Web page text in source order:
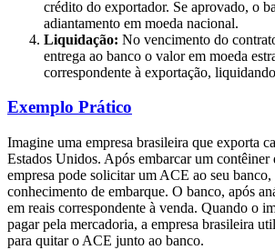
crédito do exportador. Se aprovado, o
adiantamento em moeda nacional.
Liquidação: No vencimento do
entrega ao banco o valor em moeda
correspondente à exportação,
Exemplo Prático
Imagine uma empresa brasileira que exporta
Estados Unidos. Após embarcar um contêiner
empresa pode solicitar um ACE ao seu banco,
conhecimento de embarque. O banco, após
em reais correspondente à venda. Quando o
pagar pela mercadoria, a empresa brasileira
para quitar o ACE junto ao banco.